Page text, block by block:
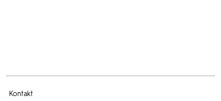
Kontakt